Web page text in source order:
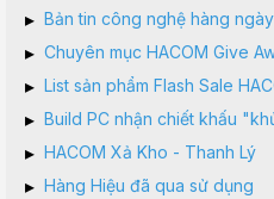
▸ Bản tin công nghệ hàng ngày
▸ Chuyên mục HACOM Give
▸ List sản phẩm Flash Sale
▸ Build PC nhận chiết khấu
▸ HACOM Xả Kho - Thanh Lý
▸ Hàng Hiệu đã qua sử dụng